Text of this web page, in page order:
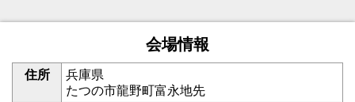
会場情報
住所
兵庫県
たつの市龍野町富永地先